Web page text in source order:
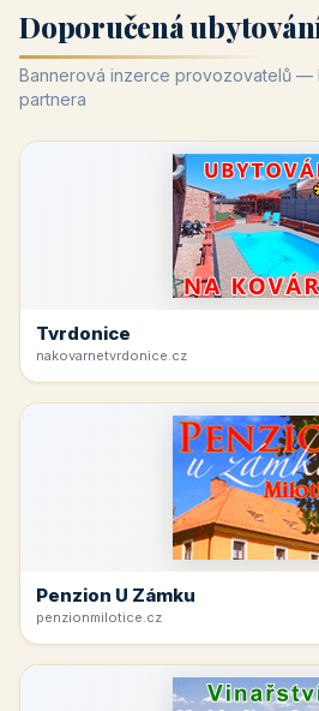
Doporučená
Bannerová inzerce provozovatelů —
partnera
Tvrdonice
nakovarnetvrdonice.cz
Penzion U Zámku
penzionmilotice.cz